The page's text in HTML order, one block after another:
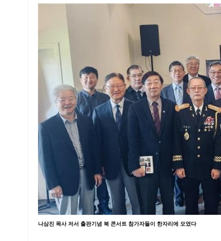
나삼진 목사 저서 출판기념 북 콘서트 참가자들이 한자리에 모였다